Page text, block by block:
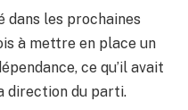
dans les prochaines
à mettre en place un
ce qu’il avait
direction du parti.